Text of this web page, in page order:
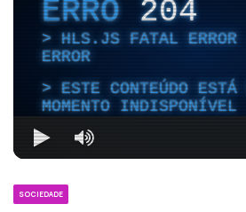
ERRO204
HLS.JS FATAL ERROR
ERROR
ESTE CONTEÚDO ESTÁ
MOMENTO INDISPONÍVEL
SOCIEDADE